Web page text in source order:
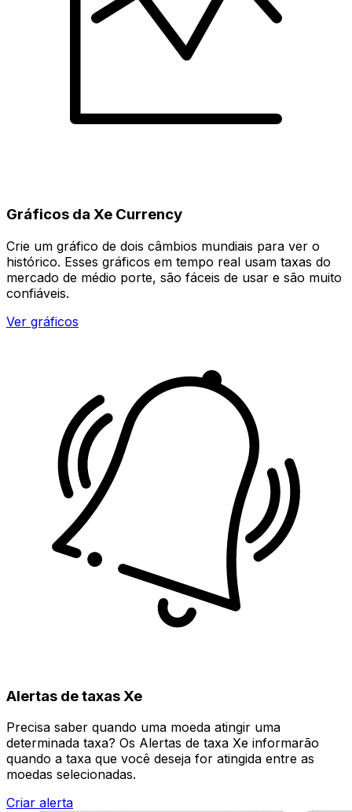
Gráficos da Xe Currency
Crie um gráfico de dois câmbios mundiais para ver o
histórico. Esses gráficos em tempo real usam taxas do
mercado de médio porte, são fáceis de usar e são muito
confiáveis.
Ver gráficos
Alertas de taxas Xe
Precisa saber quando uma moeda atingir uma
determinada taxa? Os Alertas de taxa Xe informarão
quando a taxa que você deseja for atingida entre as
moedas selecionadas.
Criar alerta